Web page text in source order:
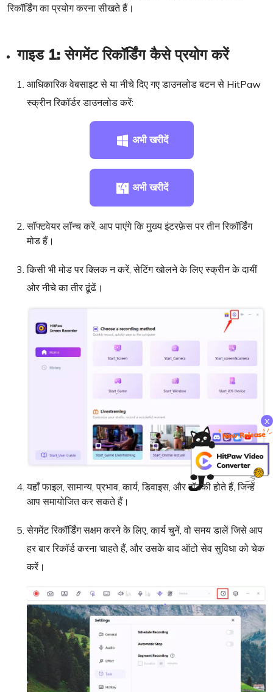
रिकॉर्डिंग का प्रयोग करना सीखते हैं।
गाइड 1: सेगमेंट रिकॉर्डिंग कैसे प्रयोग करें
आधिकारिक वेबसाइट से या नीचे दिए गए डाउनलोड बटन से HitPaw
स्क्रीन रिकॉर्डर डाउनलोड करें:
अभी खरीदें
अभी खरीदें
सॉफ्टवेयर लॉन्च करें, आप पाएंगे कि मुख्य इंटरफ़ेस पर तीन रिकॉर्डिंग
मोड हैं।
किसी भी मोड पर क्लिक न करें, सेटिंग खोलने के लिए स्क्रीन के दायीं
ओर नीचे का तीर ढूंढें।
यहाँ फाइल, सामान्य, प्रभाव, कार्य, डिवाइस, और हॉटकी होते हैं, जिन्हें
आप समायोजित कर सकते हैं।
सेगमेंट रिकॉर्डिंग सक्षम करने के लिए, कार्य चुनें, वो समय डालें जिसे आप
हर बार रिकॉर्ड करना चाहते हैं, और उसके बाद ऑटो सेव सुविधा को चेक
करें।
x